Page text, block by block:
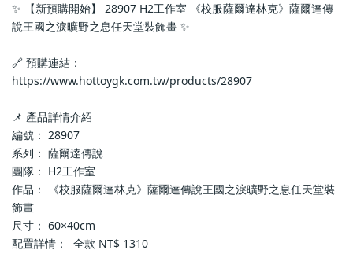
✨ 【新預購開始】 28907 H2工作室 《校服薩爾達林克》薩爾達傳
說王國之淚曠野之息任天堂裝飾畫 ✨
🔗 預購連結：
https://www.hottoygk.com.tw/products/28907
📌 產品詳情介紹
編號： 28907
系列： 薩爾達傳說
團隊： H2工作室
作品： 《校服薩爾達林克》薩爾達傳說王國之淚曠野之息任天堂裝
飾畫
尺寸： 60×40cm
配置詳情：  全款 NT$ 1310